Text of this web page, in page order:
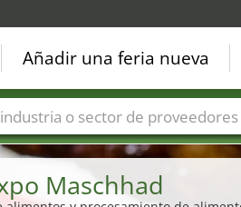
Maschhad
Añadir una feria nueva
de ferias Sectores de